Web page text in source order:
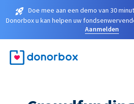
Doe mee aan een demo van 30
Donorbox u kan helpen uw
Aanmelden